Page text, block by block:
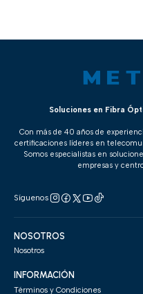
Soluciones en Fibra
Con más de 40 años de
certificaciones líderes en
Somos especialistas en
empresas y
Síguenos
NOSOTROS
Nosotros
INFORMACIÓN
Términos y Condiciones